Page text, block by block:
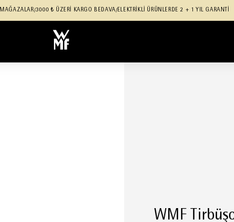
MAĞAZALAR/3000 ₺ ÜZERİ KARGO BEDAVA/ELEKTRİKLİ ÜRÜNLERDE 2 + 1 YIL GARANTİ
WMF